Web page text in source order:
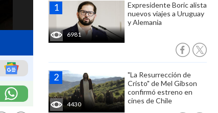
6981
Expresidente Boric alista
nuevos viajes a Uruguay
y Alemania
4430
"La Resurrección de
Cristo" de Mel Gibson
confirmó estreno en
cines de Chile